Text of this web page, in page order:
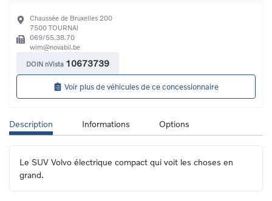
Chaussée de Bruxelles 200
7500 TOURNAI
069/55.38.70
wim@novabil.be
DOIN nVista 10673739
Voir plus de véhicules de ce concessionnaire
Description Informations Options
Le SUV Volvo électrique compact qui voit les choses en
grand.